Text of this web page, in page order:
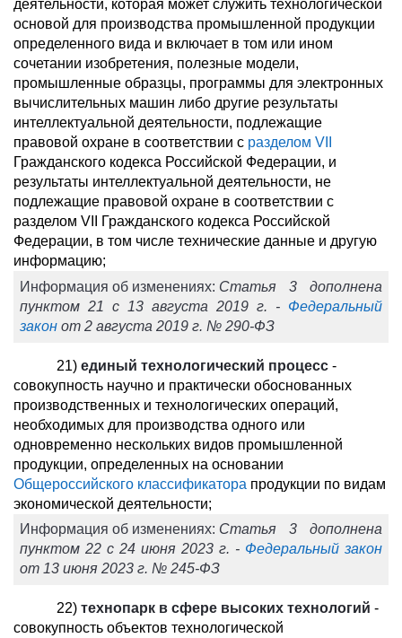
деятельности, которая может служить технологической
основой для производства промышленной продукции
определенного вида и включает в том или ином
сочетании изобретения, полезные модели,
промышленные образцы, программы для электронных
вычислительных машин либо другие результаты
интеллектуальной деятельности, подлежащие
правовой охране в соответствии с разделом VII
Гражданского кодекса Российской Федерации, и
результаты интеллектуальной деятельности, не
подлежащие правовой охране в соответствии с
разделом VII Гражданского кодекса Российской
Федерации, в том числе технические данные и другую
информацию;
Информация об изменениях: Статья 3 дополнена
пунктом 21 с 13 августа 2019 г. - Федеральный
законот 2 августа 2019 г. № 290-ФЗ
21) единый технологический процесс -
совокупность научно и практически обоснованных
производственных и технологических операций,
необходимых для производства одного или
одновременно нескольких видов промышленной
продукции, определенных на основании
Общероссийского классификатора продукции по видам
экономической деятельности;
Информация об изменениях: Статья 3 дополнена
пунктом 22 с 24 июня 2023 г. - Федеральный закон
от 13 июня 2023 г. № 245-ФЗ
22) технопарк в сфере высоких технологий -
совокупность объектов технологической